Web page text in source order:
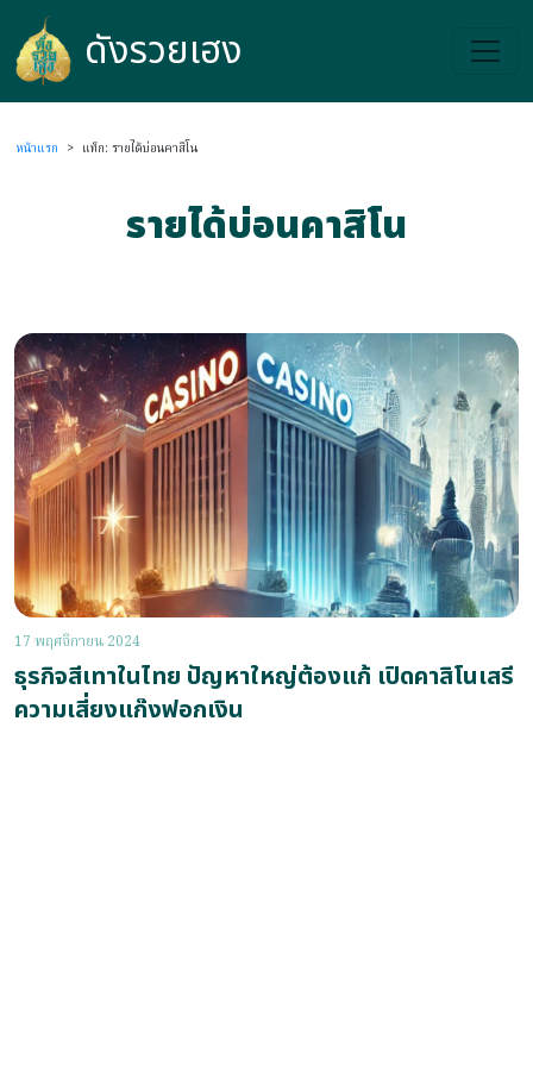
ดังรวยเฮง
ดังรวยเฮง
หน้าแรก > แท็ก: รายได้บ่อนคาสิโน
รายได้บ่อนคาสิโน
17 พฤศจิกายน 2024
ธุรกิจสีเทาในไทย ปัญหาใหญ่ต้องแก้ เปิดคาสิโนเสรี
ความเสี่ยงแก๊งฟอกเงิน